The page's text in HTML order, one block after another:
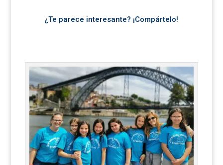
¿Te parece interesante? ¡Compártelo!